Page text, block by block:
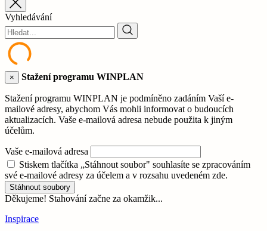
Vyhledávání
× Stažení programu WINPLAN
Stažení programu WINPLAN je podmíněno zadáním Vaší e-
mailové adresy, abychom Vás mohli informovat o budoucích
aktualizacích. Vaše e-mailová adresa nebude použita k jiným
účelům.
Vaše e-mailová adresa
Stiskem tlačítka „Stáhnout soubor" souhlasíte se zpracováním
své e-mailové adresy za účelem a v rozsahu uvedeném zde.
Stáhnout soubory
Děkujeme! Stahování začne za okamžik...
Inspirace